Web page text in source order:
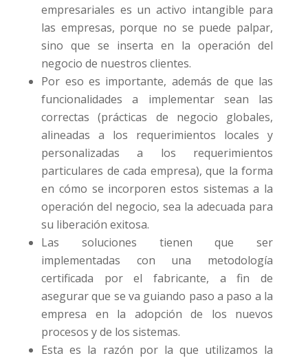
empresariales es un activo intangible para
las empresas, porque no se puede palpar,
sino que se inserta en la operación del
negocio de nuestros clientes.
Por eso es importante, además de que las
funcionalidades a implementar sean las
correctas (prácticas de negocio globales,
alineadas a los requerimientos locales y
personalizadas a los requerimientos
particulares de cada empresa), que la forma
en cómo se incorporen estos sistemas a la
operación del negocio, sea la adecuada para
su liberación exitosa.
Las soluciones tienen que ser
implementadas con una metodología
certificada por el fabricante, a fin de
asegurar que se va guiando paso a paso a la
empresa en la adopción de los nuevos
procesos y de los sistemas.
Esta es la razón por la que utilizamos la